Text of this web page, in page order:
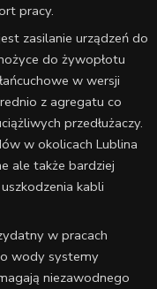
pracy.
zasilanie urządzeń do
do żywopłotu
w wersji
z agregatu co
przedłużaczy.
w okolicach Lublina
ale także bardziej
kabli
w pracach
wody systemy
niezawodnego